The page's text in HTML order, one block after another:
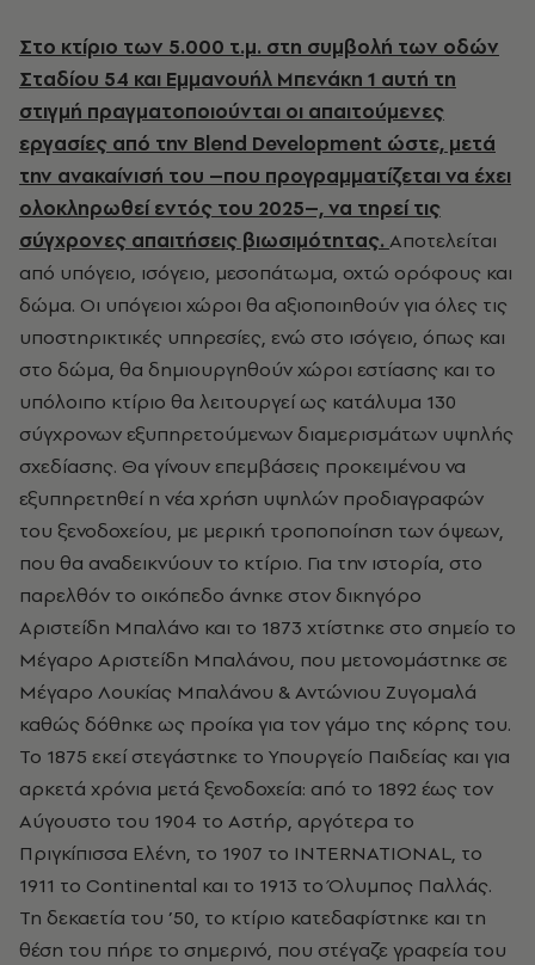
Στο κτίριο των 5.000 τ.μ. στη συμβολή των οδών
Σταδίου 54 και Εμμανουήλ Μπενάκη 1 αυτή τη
στιγμή πραγματοποιούνται οι απαιτούμενες
εργασίες από την Blend Development ώστε, μετά
την ανακαίνισή του –που προγραμματίζεται να έχει
ολοκληρωθεί εντός του 2025–, να τηρεί τις
σύγχρονες απαιτήσεις βιωσιμότητας. Αποτελείται
από υπόγειο, ισόγειο, μεσοπάτωμα, οχτώ ορόφους και
δώμα. Οι υπόγειοι χώροι θα αξιοποιηθούν για όλες τις
υποστηρικτικές υπηρεσίες, ενώ στο ισόγειο, όπως και
στο δώμα, θα δημιουργηθούν χώροι εστίασης και το
υπόλοιπο κτίριο θα λειτουργεί ως κατάλυμα 130
σύγχρονων εξυπηρετούμενων διαμερισμάτων υψηλής
σχεδίασης. Θα γίνουν επεμβάσεις προκειμένου να
εξυπηρετηθεί η νέα χρήση υψηλών προδιαγραφών
του ξενοδοχείου, με μερική τροποποίηση των όψεων,
που θα αναδεικνύουν το κτίριο. Για την ιστορία, στο
παρελθόν το οικόπεδο άνηκε στον δικηγόρο
Αριστείδη Μπαλάνο και το 1873 χτίστηκε στο σημείο το
Μέγαρο Αριστείδη Μπαλάνου, που μετονομάστηκε σε
Μέγαρο Λουκίας Μπαλάνου & Αντώνιου Ζυγομαλά
καθώς δόθηκε ως προίκα για τον γάμο της κόρης του.
Το 1875 εκεί στεγάστηκε το Υπουργείο Παιδείας και για
αρκετά χρόνια μετά ξενοδοχεία: από το 1892 έως τον
Αύγουστο του 1904 το Αστήρ, αργότερα το
Πριγκίπισσα Ελένη, το 1907 το INTERNATIONAL, το
1911 το Continental και το 1913 το Όλυμπος Παλλάς.
Τη δεκαετία του ’50, το κτίριο κατεδαφίστηκε και τη
θέση του πήρε το σημερινό, που στέγαζε γραφεία του